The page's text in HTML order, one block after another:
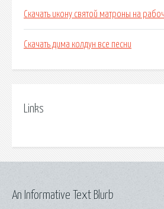
Скачать икону святой матроны на
Скачать дима колдун все песни
Links
An Informative Text Blurb